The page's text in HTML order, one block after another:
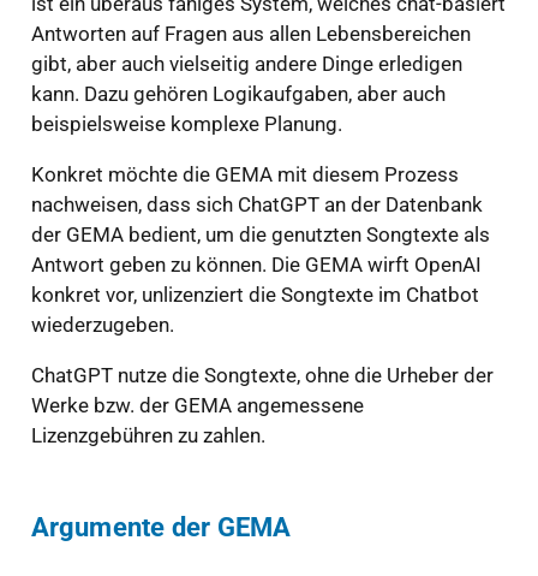
Antworten auf Fragen aus allen Lebensbereichen
gibt, aber auch vielseitig andere Dinge erledigen
kann. Dazu gehören Logikaufgaben, aber auch
beispielsweise komplexe Planung.
Konkret möchte die GEMA mit diesem Prozess
nachweisen, dass sich ChatGPT an der Datenbank
der GEMA bedient, um die genutzten Songtexte als
Antwort geben zu können. Die GEMA wirft OpenAI
konkret vor, unlizenziert die Songtexte im Chatbot
wiederzugeben.
ChatGPT nutze die Songtexte, ohne die Urheber der
Werke bzw. der GEMA angemessene
Lizenzgebühren zu zahlen.
Argumente der GEMA